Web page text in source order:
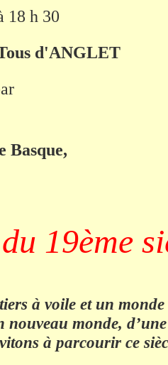
18 h 30
d'ANGLET
Basque,
19ème
à voile et un
monde,
à parcourir ce